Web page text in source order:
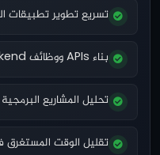
تسريع تطوير تطبيقات
بناء APIs ووظائف Backend بشكل أسرع.
تحليل المشاريع
تقليل الوقت المستغرق